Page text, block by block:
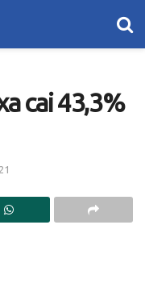
cai 43,3%